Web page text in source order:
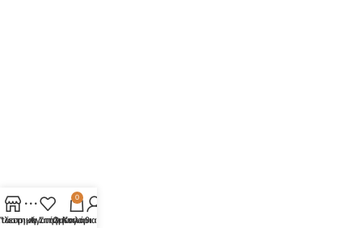
Στήλη
Αγαπημένα
0
Καλάθι
Ο λογαριασμός μου